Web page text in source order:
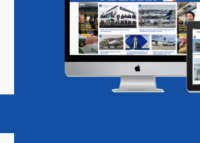
Magazine Podcasts